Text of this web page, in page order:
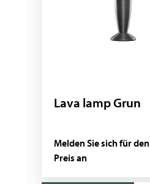
Lava lamp Grun
Melden Sie sich für den
Preis an